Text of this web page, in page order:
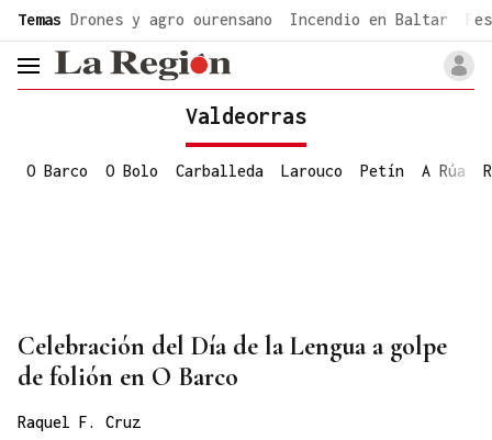
Temas Drones y agro ourensano Incendio en Baltar
header.menu.open
Valdeorras
O Barco O Bolo Carballeda Larouco Petín A Rúa
Celebración del Día de la Lengua a golpe
de folión en O Barco
Raquel F. Cruz